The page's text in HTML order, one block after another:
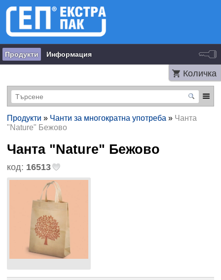
Продукти Информация
Количка
Продукти » Чанти за многократна употреба » Чанта
"Nature" Бежово
Чанта "Nature" Бежово
код: 16513